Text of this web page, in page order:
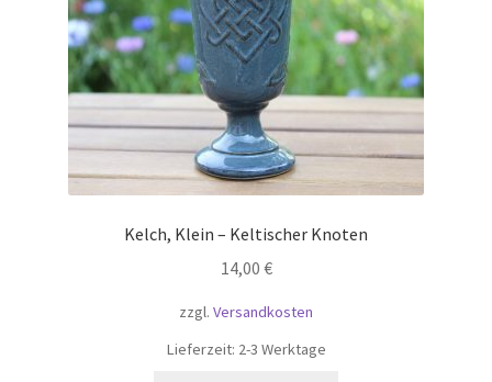
Kelch, Klein – Keltischer Knoten
14,00 €
zzgl. Versandkosten
Lieferzeit: 2-3 Werktage